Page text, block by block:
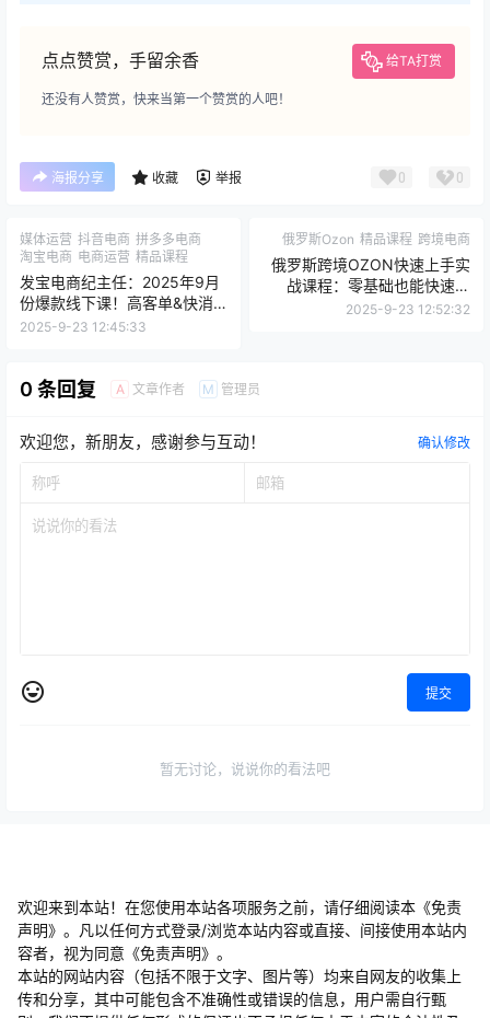
点点赞赏，手留余香 给TA打赏
还没有人赞赏，快来当第一个赞赏的人吧！
海报分享 收藏 举报 0 0
媒体运营 抖音电商 拼多多电商
淘宝电商 电商运营 精品课程
发宝电商纪主任：2025年9月
份爆款线下课！高客单&快消
品都适用，双计划协同引爆
2025-9-23 12:45:33
俄罗斯Ozon 精品课程 跨境电商
俄罗斯跨境OZON快速上手实
战课程：零基础也能快速上
手！
2025-9-23 12:52:32
0 条回复 A 文章作者 M 管理员
欢迎您，新朋友，感谢参与互动！ 确认修改
提交
暂无讨论，说说你的看法吧
欢迎来到本站！在您使用本站各项服务之前，请仔细阅读本《免责
声明》。凡以任何方式登录/浏览本站内容或直接、间接使用本站内
容者，视为同意《免责声明》。
本站的网站内容（包括不限于文字、图片等）均来自网友的收集上
传和分享，其中可能包含不准确性或错误的信息，用户需自行甄